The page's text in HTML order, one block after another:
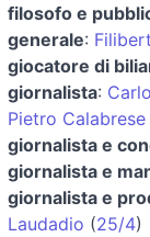
filosofo e
generale:
giocatore di
giornalista:
Pietro Calabrese
giornalista e
giornalista e
giornalista e
Laudadio (25/4)